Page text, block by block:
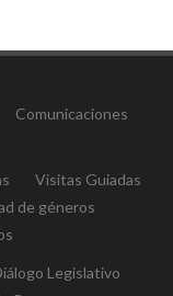
Comunicaciones
Visitas Guiadas
de géneros
Legislativo